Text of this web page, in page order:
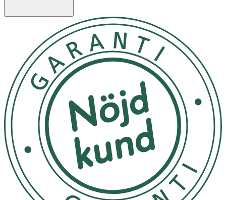
en vegansk formula –fri från animaliska ingredienser. För
bästa resultat, använd hela NIVEAs serie för känslig hud,
exempelvis vår nya dagkräm på tub NIVEA Soothing Day
Cream. Varningstext: Undvik direkt kontakt med ögonen
1. Applicera nattkrämen på rengjort ansikte genom att
varsamt massera i cirkulära rörelser 2. Undvik direkt
kontakt med ögonen 3. För bästa resultat, använd hela
NIVEAs serie för känslig hud
Kan förvaras i rumstemperatur
OK för gravida och ammande:
Ja
Ingredienser:
Aqua, Glycerin, Butyrospermum Parkii Butter, Cetearyl